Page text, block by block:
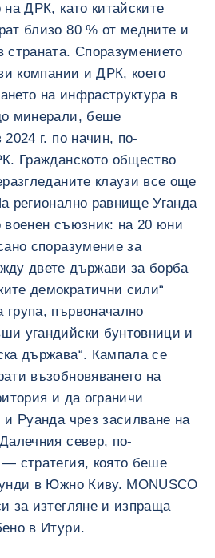
на ДРК, като китайските
близо 80 % от медните и
страната. Споразумението
компании и ДРК, което
на инфраструктура в
минерали, беше
2024 г. по начин, по-
Гражданското общество
клаузи все още
регионално равнище Уганда
военен съюзник: на 20 юни
споразумение за
двете държави за борба
демократични сили“
първоначално
угандийски бунтовници и
държава“. Кампала се
възобновяването на
и да ограничи
и Руанда чрез засилване на
север, по-
стратегия, която беше
в Южно Киву. MONUSCO
за изтегляне и изпраща
в Итури.